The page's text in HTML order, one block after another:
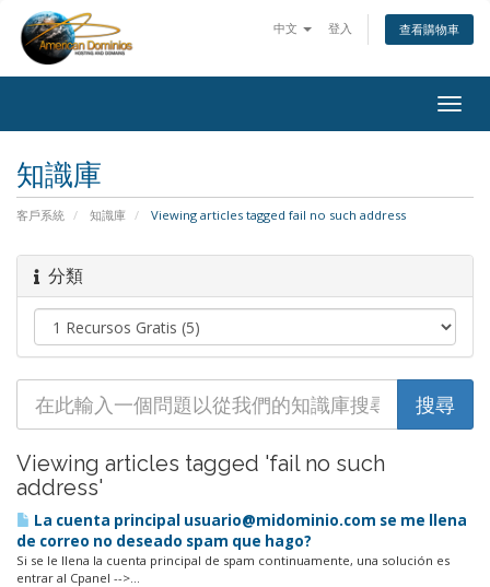
中文 登入 查看購物車
知識庫
客戶系統 知識庫 Viewing articles tagged fail no such address
分類
Viewing articles tagged 'fail no such
address'
La cuenta principal usuario@midominio.com se me llena
de correo no deseado spam que hago?
Si se le llena la cuenta principal de spam continuamente, una solución es
entrar al Cpanel -->...